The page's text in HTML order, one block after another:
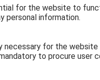
for the website to
personal information.
necessary for the
to procure user